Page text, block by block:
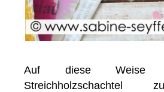
Auf diese Weise
Streichholzschachtel